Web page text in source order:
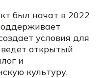
был начат в 2022
условия для
открытый
и
культуру.